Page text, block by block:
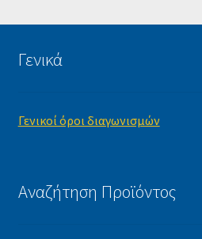
Γενικά
Γενικοί όροι διαγωνισμών
Αναζήτηση Προϊόντος